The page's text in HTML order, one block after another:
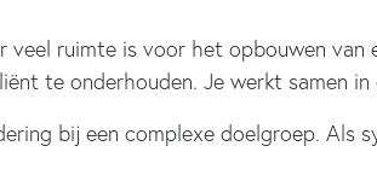
ruimte is voor het opbouwen van
te onderhouden. Je werkt samen
bij een complexe doelgroep.